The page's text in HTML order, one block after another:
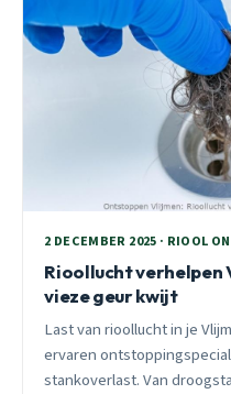
2 DECEMBER 2025 · RIOOL
Rioollucht verhelpen
vieze geur kwijt
Last van rioollucht in je
ervaren
stankoverlast. Van